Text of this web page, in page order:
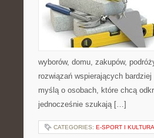
wyborów, domu, zakupów,
rozwiązań wspierających
myślą o osobach, które chcą
jednocześnie szukają […]
CATEGORIES: E-SPORT I